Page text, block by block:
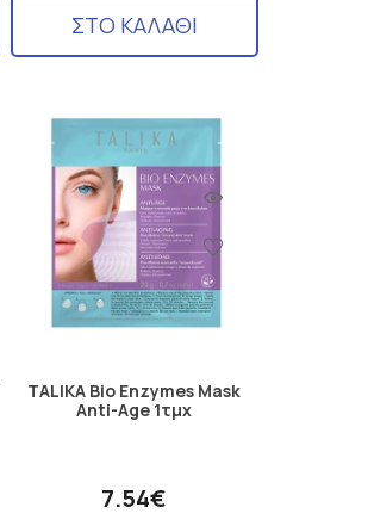
ΣΤΟ ΚΑΛΑΘΙ
TALIKA Bio Enzymes Mask
Anti-Age 1τμχ
7.54€